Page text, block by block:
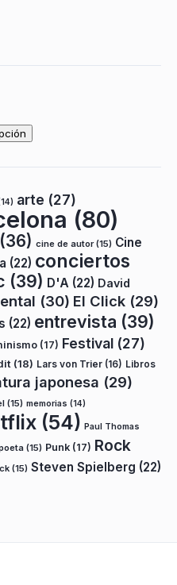
arte (27)
(80)
(36) cine de autor(15) Cine
(22) conciertos
(39) D'A (22) David
(30) El Click (29)
(22) entrevista (39)
(17) Festival (27)
(18) Lars von Trier (16) Libros
japonesa (29)
(15) memorias (14)
(54) Paul Thomas
(15) Punk (17) Rock
(15) Steven Spielberg (22)